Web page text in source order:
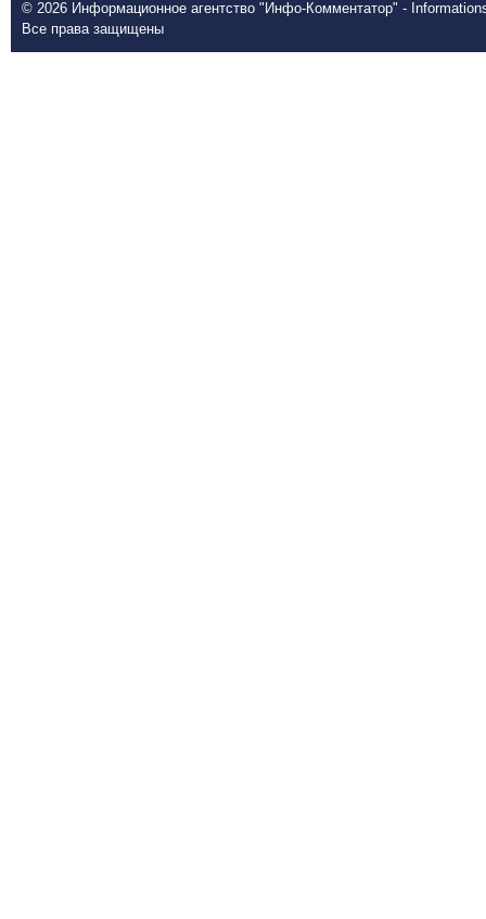
© 2026 Информационное агентство "Инфо-Комментатор" -
Все права защищены